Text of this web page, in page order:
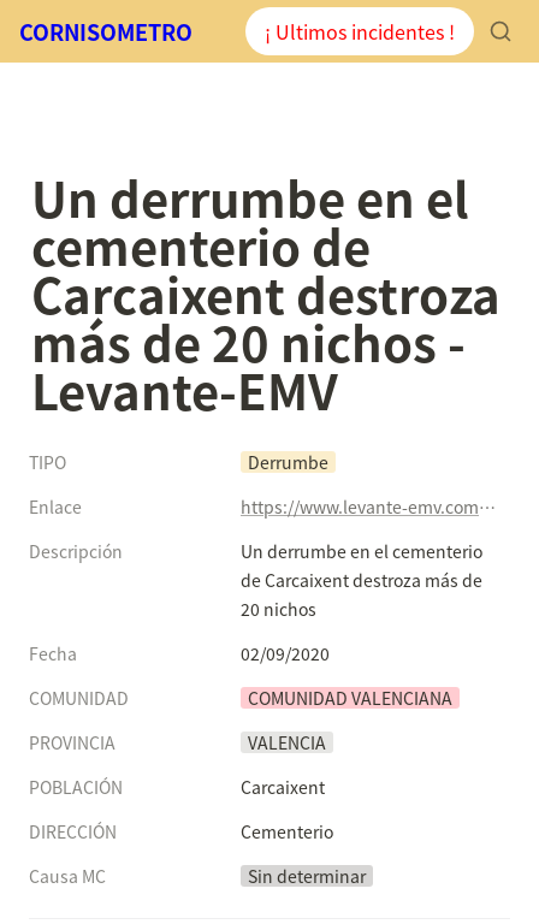
CORNISOMETRO ¡ Ultimos incidentes !
Un derrumbe en el
cementerio de
Carcaixent destroza
más de 20 nichos -
Levante-EMV
TIPO
Derrumbe
Enlace
https://www.levante-emv.com/ribera/2020/09/02/derrumbe-cementerio-carcaixent-destroza-20-11135903.html
Descripción
Un derrumbe en el cementerio
de Carcaixent destroza más de
20 nichos
Fecha
02/09/2020
COMUNIDAD
COMUNIDAD VALENCIANA
PROVINCIA
VALENCIA
POBLACIÓN
Carcaixent
DIRECCIÓN
Cementerio
Causa MC
Sin determinar